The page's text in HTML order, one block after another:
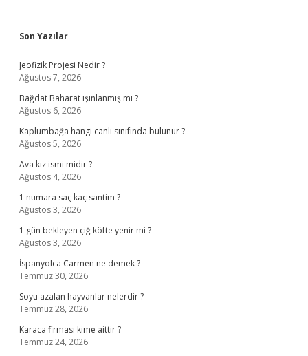
Sidebar
Son Yazılar
Jeofizik Projesi Nedir ?
Ağustos 7, 2026
Bağdat Baharat ışınlanmış mı ?
Ağustos 6, 2026
Kaplumbağa hangi canlı sınıfında bulunur ?
Ağustos 5, 2026
Ava kız ismi midir ?
Ağustos 4, 2026
1 numara saç kaç santim ?
Ağustos 3, 2026
1 gün bekleyen çiğ köfte yenir mi ?
Ağustos 3, 2026
İspanyolca Carmen ne demek ?
Temmuz 30, 2026
Soyu azalan hayvanlar nelerdir ?
Temmuz 28, 2026
Karaca firması kime aittir ?
Temmuz 24, 2026